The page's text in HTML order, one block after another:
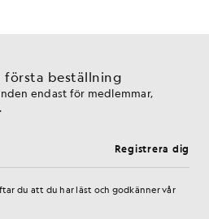
första beställning
endast för medlemmar,
Registrera dig
du att du har läst och godkänner vår